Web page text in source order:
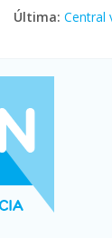
Última: Central